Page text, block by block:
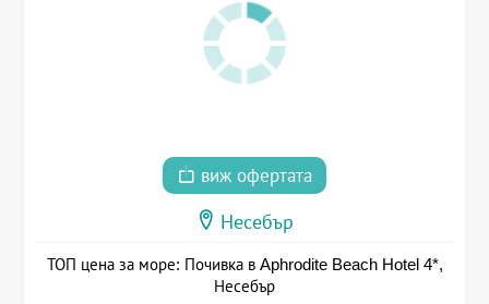
виж офертата
Несебър
ТОП цена за море: Почивка в Aphrodite Beach Hotel 4*,
Несебър